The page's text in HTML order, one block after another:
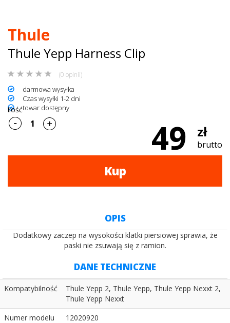
AKCESORIA
SPORTOWE
Turystyka
Przyczepy
samochodowe
Thule
Thule Yepp Harness Clip
(0 opinii)
darmowa wysyłka
Czas wysyłki 1-2 dni
towar dostępny
49 zł
brutto
ilość
Kup
OPIS
Dodatkowy zaczep na wysokości klatki piersiowej sprawia, że
paski nie zsuwają się z ramion.
DANE TECHNICZNE
Kompatybilność
Thule Yepp 2, Thule Yepp, Thule Yepp Nexxt 2,
Thule Yepp Nexxt
Numer modelu
12020920